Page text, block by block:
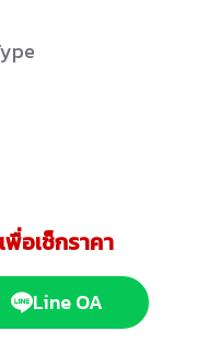
อเช็กราคา
Line OA